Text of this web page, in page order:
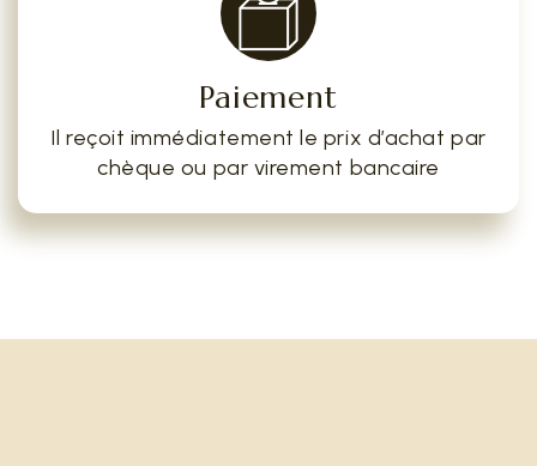
Paiement
Il reçoit immédiatement le prix d’achat par
chèque ou par virement bancaire